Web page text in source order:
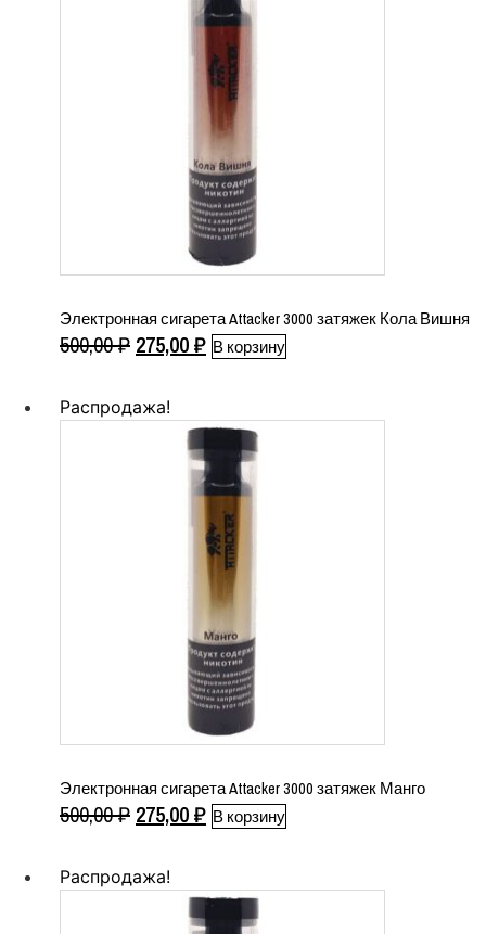
Электронная сигарета Attacker 3000 затяжек Кола Вишня
500,00₽ Первоначальная
составляла
500,00 ₽.
275,00₽Текущая
В корзину
Распродажа!
Электронная сигарета Attacker 3000 затяжек Манго
500,00₽ Первоначальная
составляла
500,00 ₽.
275,00₽Текущая
В корзину
Распродажа!